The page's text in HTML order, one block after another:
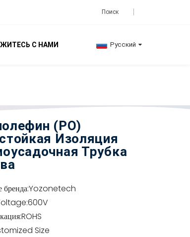
С НАМИ Русский
(PO)
Изоляция
Трубка
бренда:Yozonetech
600V
ROHS
Size